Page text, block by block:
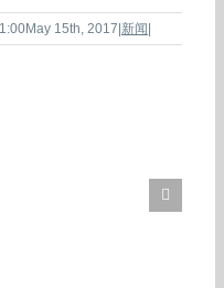
May 15th, 2017|新闻|